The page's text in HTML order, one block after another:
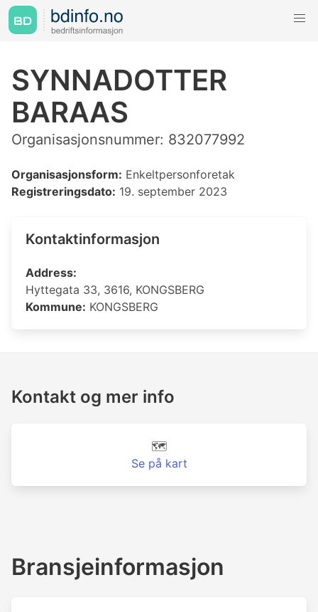
SYNNADOTTER
BARAAS
Organisasjonsnummer: 832077992
Organisasjonsform: Enkeltpersonforetak
Registreringsdato: 19. september 2023
Kontaktinformasjon
Address:
Hyttegata 33, 3616, KONGSBERG
Kommune: KONGSBERG
Kontakt og mer info
🗺️
Se på kart
Bransjeinformasjon